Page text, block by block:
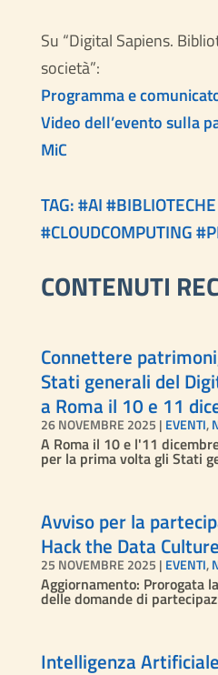
Su “Digital Sapiens.
società”:
Programma e
Video dell’evento sulla
MiC
TAG: #AI#BIBLIOTECHE
#CLOUDCOMPUTING#
CONTENUTI
Connettere
Stati generali del
a Roma il 10 e 11
26 NOVEMBRE 2025 | EVENTI,
A Roma il 10 e l'11
per la prima volta gli Stati
Avviso per la
Hack the Data Culture
25 NOVEMBRE 2025 | EVENTI,
Aggiornamento: Prorogata
delle domande di
Intelligenza